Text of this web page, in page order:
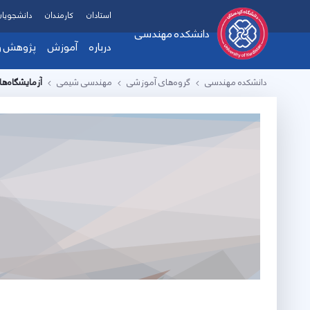
دانشکده مهندسی
درباره
معرفی دانشکده
آموزش
فرم ها و آیین
پژوهش
استادان کارمندان
دانشکده مهندسی گروه‌های آموزشی مهندسی شیمی